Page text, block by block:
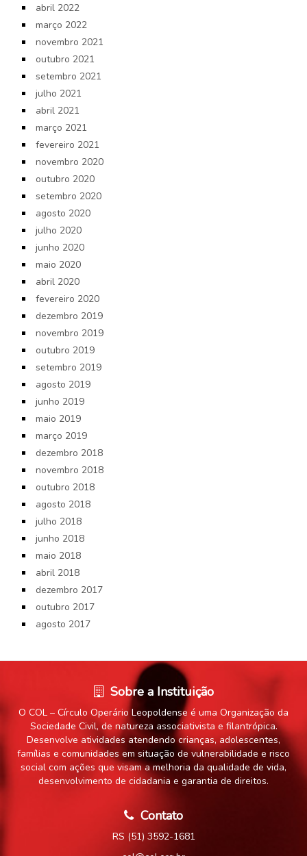
abril 2022
março 2022
novembro 2021
outubro 2021
setembro 2021
julho 2021
abril 2021
março 2021
fevereiro 2021
novembro 2020
outubro 2020
setembro 2020
agosto 2020
julho 2020
junho 2020
maio 2020
abril 2020
fevereiro 2020
dezembro 2019
novembro 2019
outubro 2019
setembro 2019
agosto 2019
junho 2019
maio 2019
março 2019
dezembro 2018
novembro 2018
outubro 2018
agosto 2018
julho 2018
junho 2018
maio 2018
abril 2018
dezembro 2017
outubro 2017
agosto 2017
Sobre a Instituição
O COL – Círculo Operário Leopoldense é uma Organização da
Sociedade Civil, de natureza associativista e filantrópica.
Desenvolve atividades atendendo crianças, adolescentes,
famílias e comunidades em situação de vulnerabilidade e risco
social com ações que visam a melhoria da qualidade de vida,
desenvolvimento de cidadania e garantia de direitos.
Contato
RS (51) 3592-1681